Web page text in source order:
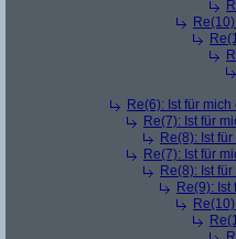
Re(6): Ist für
Re(7): Ist für
Re(8): Ist
Re(7): Ist für
Re(8): Ist
Re(9):